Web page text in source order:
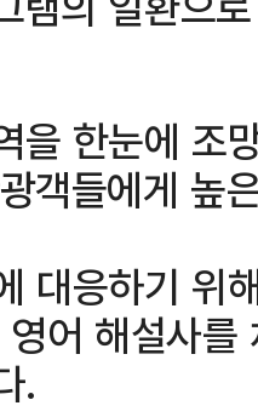
을 한눈에 조
객들에게 높
대응하기 위
어 해설사
.